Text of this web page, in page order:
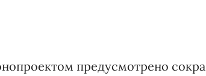
предусмотрено